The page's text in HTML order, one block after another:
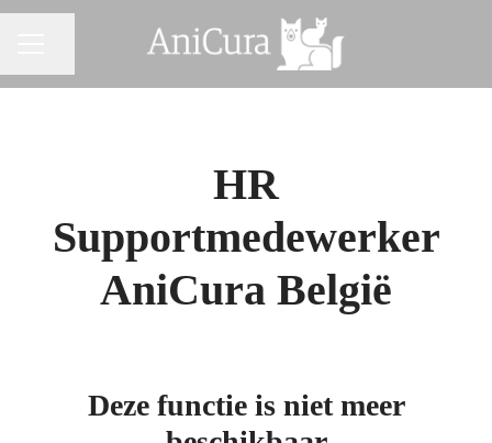
HR
Supportmedewerker
AniCura België
Deze functie is niet meer